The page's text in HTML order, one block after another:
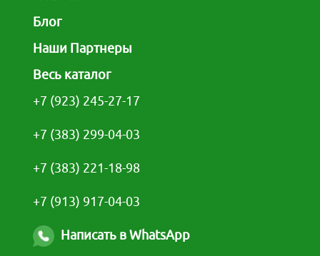
Блог
Наши Партнеры
Весь каталог
+7 (923) 245-27-17
+7 (383) 299-04-03
+7 (383) 221-18-98
+7 (913) 917-04-03
Написать в WhatsApp